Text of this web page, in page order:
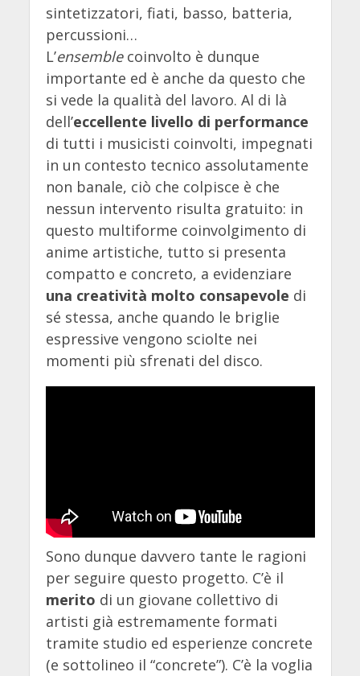
sintetizzatori, fiati, basso, batteria,
percussioni…
L’ensemblecoinvolto è dunque
importante ed è anche da questo che
si vede la qualità del lavoro. Al di là
dell’eccellente livello di performance
di tutti i musicisti coinvolti, impegnati
in un contesto tecnico assolutamente
non banale, ciò che colpisce è che
nessun intervento risulta gratuito: in
questo multiforme coinvolgimento di
anime artistiche, tutto si presenta
compatto e concreto, a evidenziare
una creatività molto consapevole di
sé stessa, anche quando le briglie
espressive vengono sciolte nei
momenti più sfrenati del disco.
Sono dunque davvero tante le ragioni
per seguire questo progetto. C’è il
merito di un giovane collettivo di
artisti già estremamente formati
tramite studio ed esperienze concrete
(e sottolineo il “concrete”). C’è la voglia